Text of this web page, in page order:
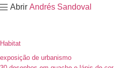
Ir
conteúdo
Abrir Andrés Sandoval
Habitat
exposição de urbanismo